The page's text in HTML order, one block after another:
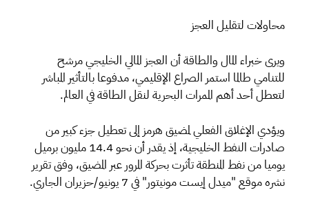
محاولات لتقليل العجز
ويرى خبراء المال والطاقة أن العجز المالي الخليجي مرشح
للتنامي طالما استمر الصراع الإقليمي، مدفوعا بالتأثير المباشر
لتعطل أحد أهم الممرات البحرية لنقل الطاقة في العالم.
ويؤدي الإغلاق الفعلي لمضيق هرمز إلى تعطيل جزء كبير من
صادرات النفط الخليجية، إذ يقدر أن نحو 14.4 مليون برميل
يوميا من نفط المنطقة تأثرت بحركة المرور عبر المضيق، وفق تقرير
نشره موقع "ميدل إيست مونيتور" في 7 يونيو/حزيران الجاري.